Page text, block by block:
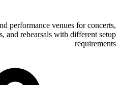
performance venues for concerts,
and rehearsals with different setup
requirements